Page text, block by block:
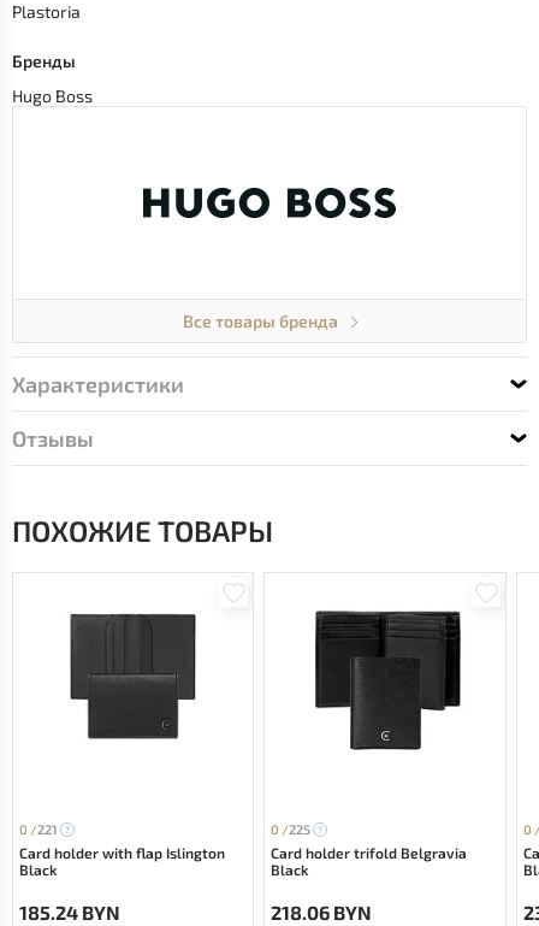
Plastoria
Бренды
Hugo Boss
Все товары бренда
Характеристики
Отзывы
ПОХОЖИЕ ТОВАРЫ
0 /221
Card holder with flap Islington
Black
185.24 BYN
0 /225
Card holder trifold Belgravia
Black
218.06 BYN
0